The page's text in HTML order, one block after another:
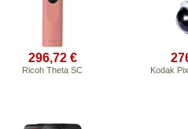
296,72 €
Ricoh Theta SC Kodak